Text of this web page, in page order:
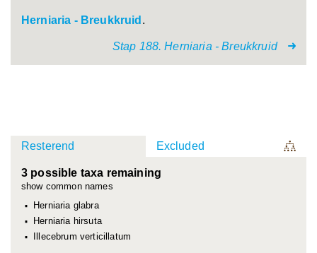
Herniaria - Breukkruid .
Stap 188. Herniaria - Breukkruid
Resterend Excluded
3 possible taxa remaining
show common names
Herniaria glabra
Herniaria hirsuta
Illecebrum verticillatum